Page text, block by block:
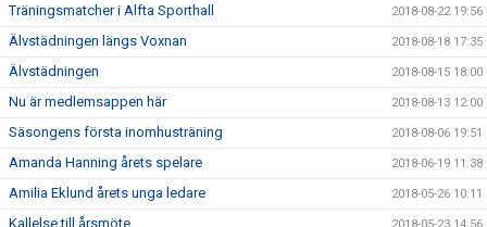
Träningsmatcher i Alfta Sporthall 2018-08-22 19:56
Älvstädningen längs Voxnan 2018-08-18 17:35
Älvstädningen 2018-08-15 18:00
Nu är medlemsappen här 2018-08-13 12:00
Säsongens första inomhusträning 2018-08-06 19:51
Amanda Hanning årets spelare 2018-06-19 11:38
Amilia Eklund årets unga ledare 2018-05-26 10:11
Kallelse till årsmöte